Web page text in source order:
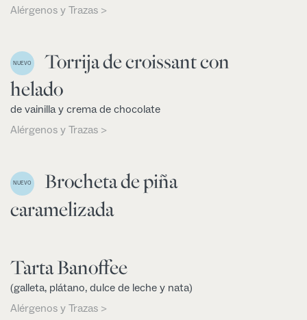
Alérgenos y Trazas >
NUEVO
Torrija de croissant con
helado
de vainilla y crema de chocolate
Alérgenos y Trazas >
NUEVO
Brocheta de piña
caramelizada
Tarta Banoffee
(galleta, plátano, dulce de leche y nata)
Alérgenos y Trazas >